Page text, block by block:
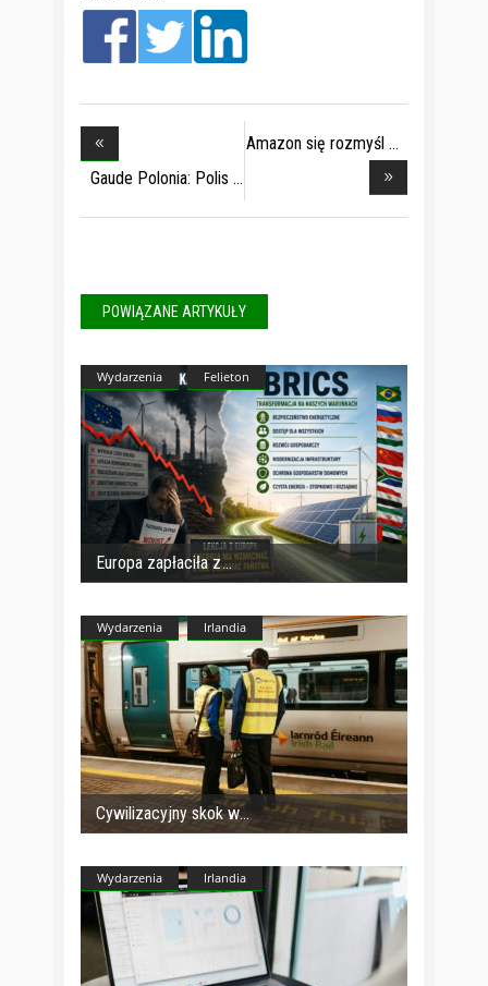
Gaude Polonia: Polis
Amazon się rozmyśl
POWIĄZANE ARTYKUŁY
Wydarzenia Felieton
Europa zapłaciła z
Wydarzenia Irlandia
Cywilizacyjny skok w
Wydarzenia Irlandia